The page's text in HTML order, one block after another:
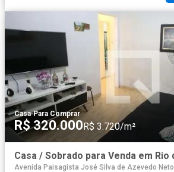
Casa·Para Comprar
R$ 320.000R$ 3.720/m²
Avenida Paisagista José Silva de Azevedo Neto